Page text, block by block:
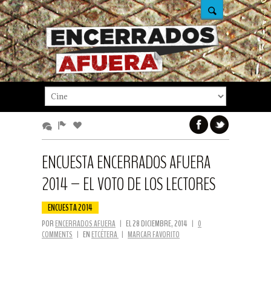
ENCUESTA ENCERRADOS AFUERA
2014 – EL VOTO DE LOS LECTORES
ENCUESTA 2014
POR ENCERRADOS AFUERA | EL 28 DICIEMBRE, 2014 | 0
COMMENTS | EN ETCÉTERA | MARCAR FAVORITO